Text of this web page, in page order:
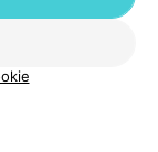
рекламы
договор
оплаты